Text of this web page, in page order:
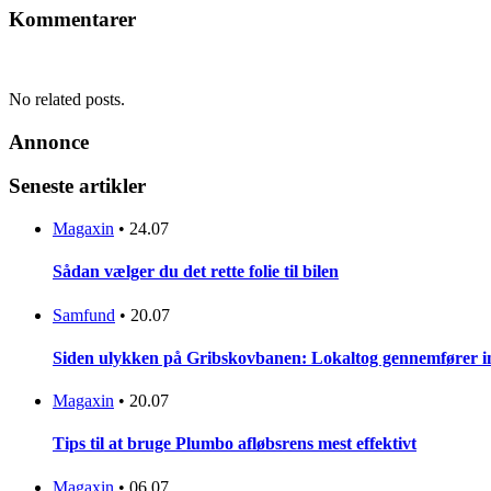
Kommentarer
No related posts.
Annonce
Seneste artikler
Magaxin • 24.07
Sådan vælger du det rette folie til bilen
Samfund • 20.07
Siden ulykken på Gribskovbanen: Lokaltog
Magaxin • 20.07
Tips til at bruge Plumbo afløbsrens mest effektivt
Magaxin • 06.07